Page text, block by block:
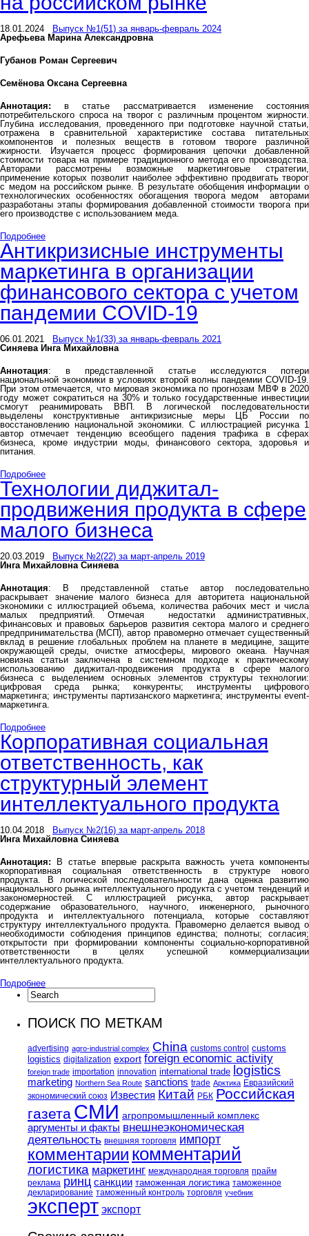
18.01.2024
Выпуск №1(51) за январь-февраль 2024
Арефьева Марина Александровна
Губанов Роман Сергеевич
Семёнова Оксана Сергеевна
Аннотация: в статье рассматривается изменение состояния
потребительского спроса на творог с различным процентом жирности.
Глубина исследования, проведенного при подготовке научной статьи,
отражена в сравнительной характеристике состава питательных
компонентов и полезных веществ в готовом твороге различной
жирности. Изучается процесс формирования цепочки добавленной
стоимости товара на примере традиционного метода его производства.
Авторами рассмотрены возможные маркетинговые стратегии,
применение которых позволит наиболее эффективно продвигать творог
с медом на российском рынке. В результате обобщения информации о
технологических особенностях обогащения творога медом авторами
разработаны этапы формирования добавленной стоимости творога при
его производстве с использованием меда.
Подробнее
Антикризисные инструменты
маркетинга в организации
финансового сектора с учетом
пандемии COVID-19
06.01.2021
Выпуск №1(33) за январь-февраль 2021
Синяева Инга Михайловна
Аннотация: в представленной статье исследуются потери
национальной экономики в условиях второй волны пандемии COVID-19.
При этом отмечается, что мировая экономика по прогнозам МВФ в 2020
году может сократиться на 30% и только государственные инвестиции
смогут реанимировать ВВП. В логической последовательности
выделены конструктивные антикризисные меры ЦБ России по
восстановлению национальной экономики. С иллюстрацией рисунка 1
автор отмечает тенденцию всеобщего падения трафика в сферах
бизнеса, кроме индустрии моды, финансового сектора, здоровья и
питания.
Подробнее
Технологии диджитал-
продвижения продукта в сфере
малого бизнеса
20.03.2019
Выпуск №2(22) за март-апрель 2019
Инга Михайловна Синяева
Аннотация: В представленной статье автор последовательно
раскрывает значение малого бизнеса для авторитета национальной
экономики с иллюстрацией объема, количества рабочих мест и числа
малых предприятий. Отмечая недостатки административных,
финансовых и правовых барьеров развития сектора малого и среднего
предпринимательства (МСП), автор правомерно отмечает существенный
вклад в решение глобальных проблем на планете в медицине, защите
окружающей среды, очистке атмосферы, мирового океана. Научная
новизна статьи заключена в системном подходе к практическому
использованию диджитал-продвижения продукта в сфере малого
бизнеса с выделением основных элементов структуры технологии:
цифровая среда рынка; конкуренты; инструменты цифрового
маркетинга; инструменты партизанского маркетинга; инструменты event-
маркетинга.
Подробнее
Корпоративная социальная
ответственность, как
структурный элемент
интеллектуального продукта
10.04.2018
Выпуск №2(16) за март-апрель 2018
Инга Михайловна Синяева
Аннотация: В статье впервые раскрыта важность учета компоненты
корпоративная социальная ответственность в структуре нового
продукта. В логической последовательности дана оценка развитию
национального рынка интеллектуального продукта с учетом тенденций и
закономерностей. С иллюстрацией рисунка, автор раскрывает
содержание образовательного, научного, инженерного, рыночного
продукта и интеллектуального потенциала, которые составляют
структуру интеллектуального продукта. Правомерно делается вывод о
необходимости соблюдения принципов единства; полноты; согласия;
открытости при формировании компоненты социально-корпоративной
ответственности в целях успешной коммерциализации
интеллектуального продукта.
Подробнее
ПОИСК ПО МЕТКАМ
advertising agro-industrial complex China customs control customs
logistics digitalization export foreign economic activity
foreign trade importation innovation international trade logistics
marketing Northern Sea Route sanctions trade Арктика Евразийский
экономический союз Известия Китай РБК Российская
газета СМИ агропромышленный комплекс
аргументы и факты внешнеэкономическая
деятельность внешняя торговля импорт
комментарии комментарий
логистика маркетинг международная торговля прайм
реклама ринц санкции таможенная логистика таможенное
декларирование таможенный контроль торговля учебник
эксперт экспорт